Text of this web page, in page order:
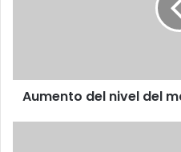
Aumento del nivel del